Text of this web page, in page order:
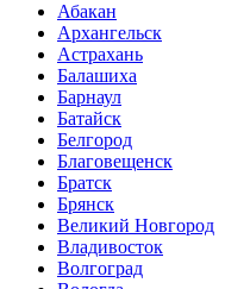
Абакан
Архангельск
Астрахань
Балашиха
Барнаул
Батайск
Белгород
Благовещенск
Братск
Брянск
Великий Новгород
Владивосток
Волгоград